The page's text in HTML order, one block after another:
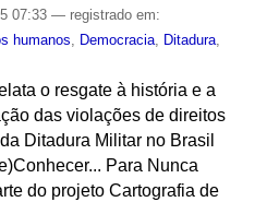
07:33 — registrado em:
humanos, Democracia, Ditadura,
o resgate à história e a
das violações de direitos
Ditadura Militar no Brasil
Para Nunca
do projeto Cartografia de